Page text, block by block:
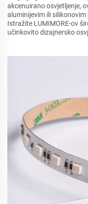
akcenuirano osvjetljenje,
aluminijevim ili
Istražite LUMIMORE-ov
učinkovito dizajnersko